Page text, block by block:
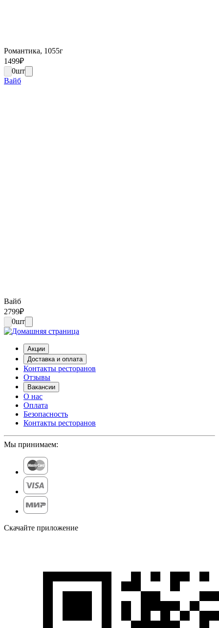
Романтика, 1055г
1499₽
0шт
Вайб
Вайб
2799₽
0шт
Акции
Доставка и оплата
Контакты ресторанов
Отзывы
Вакансии
О нас
Оплата
Безопасность
Контакты ресторанов
Мы принимаем:
Скачайте приложение